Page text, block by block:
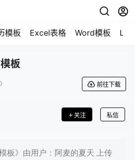
模板 Excel表格 Word模板
板
前往下载
关注 私信
板》由用户：阿麦的夏天 上传